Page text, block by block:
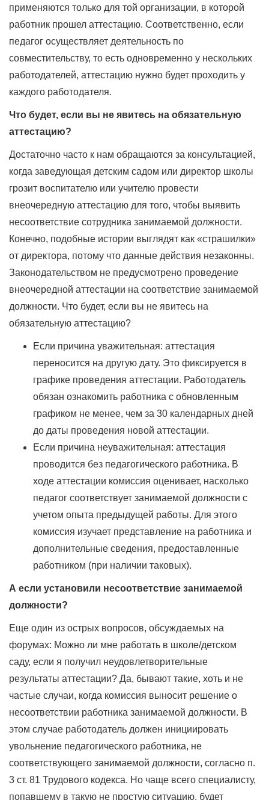
применяются только для той организации, в которой
работник прошел аттестацию. Соответственно, если
педагог осуществляет деятельность по
совместительству, то есть одновременно у нескольких
работодателей, аттестацию нужно будет проходить у
каждого работодателя.
Что будет, если вы не явитесь на обязательную
аттестацию?
Достаточно часто к нам обращаются за консультацией,
когда заведующая детским садом или директор школы
грозит воспитателю или учителю провести
внеочередную аттестацию для того, чтобы выявить
несоответствие сотрудника занимаемой должности.
Конечно, подобные истории выглядят как «страшилки»
от директора, потому что данные действия незаконны.
Законодательством не предусмотрено проведение
внеочередной аттестации на соответствие занимаемой
должности. Что будет, если вы не явитесь на
обязательную аттестацию?
Если причина уважительная: аттестация
переносится на другую дату. Это фиксируется в
графике проведения аттестации. Работодатель
обязан ознакомить работника с обновленным
графиком не менее, чем за 30 календарных дней
до даты проведения новой аттестации.
Если причина неуважительная: аттестация
проводится без педагогического работника. В
ходе аттестации комиссия оценивает, насколько
педагог соответствует занимаемой должности с
учетом опыта предыдущей работы. Для этого
комиссия изучает представление на работника и
дополнительные сведения, предоставленные
работником (при наличии таковых).
А если установили несоответствие занимаемой
должности?
Еще один из острых вопросов, обсуждаемых на
форумах: Можно ли мне работать в школе/детском
саду, если я получил неудовлетворительные
результаты аттестации? Да, бывают такие, хоть и не
частые случаи, когда комиссия выносит решение о
несоответствии работника занимаемой должности. В
этом случае работодатель должен инициировать
увольнение педагогического работника, не
соответствующего занимаемой должности, согласно п.
3 ст. 81 Трудового кодекса. Но чаще всего специалисту,
попавшему в такую не простую ситуацию, будет